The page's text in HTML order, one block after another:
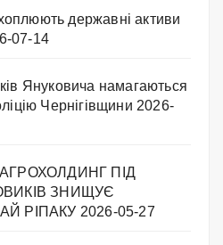
державні активи
07-14
Януковича намагаються
Чернігівщини 2026-
ПІД
ЗНИЩУЄ
РІПАКУ
2026-05-27